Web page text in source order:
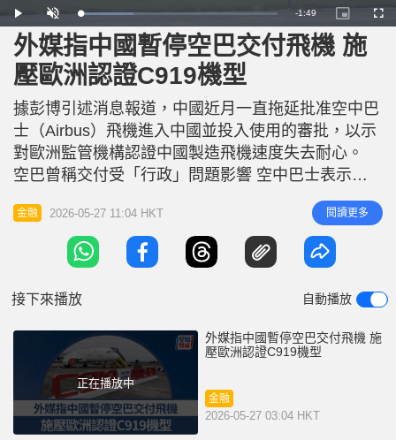
P
l
a
y
U
n
m
u
t
e
L
o
d
e
d
:
2
7
0
6
%
R
e
i
n
i
e
-1:49
P
i
c
t
u
-
P
c
u
r
e
F
u
外媒指中國暫停空巴交付飛機 施
壓歐洲認證C919機型
據彭博引述消息報道，中國近月一直拖延批准空中巴
士（Airbus）飛機進入中國並投入使用的審批，以示
對歐洲監管機構認證中國製造飛機速度失去耐心。
空巴曾稱交付受「行政」問題影響 空中巴士表示，
今年第一季交付的商用飛機數量為2009年以來最少，
部分原因是「行政」問題，導致向中國交付近20架飛
機的計劃被迫中止。 空中巴士行政總裁Guillaume
Faury上月曾預測，飛機交付將在6月底恢復正常，但
金融 2026-05-27 11:04 HKT 閱讀更多
接下來播放 自動播放
正在播放中
外媒指中國暫停空巴交付飛機 施
壓歐洲認證C919機型
金融
2026-05-27 03:04 HKT